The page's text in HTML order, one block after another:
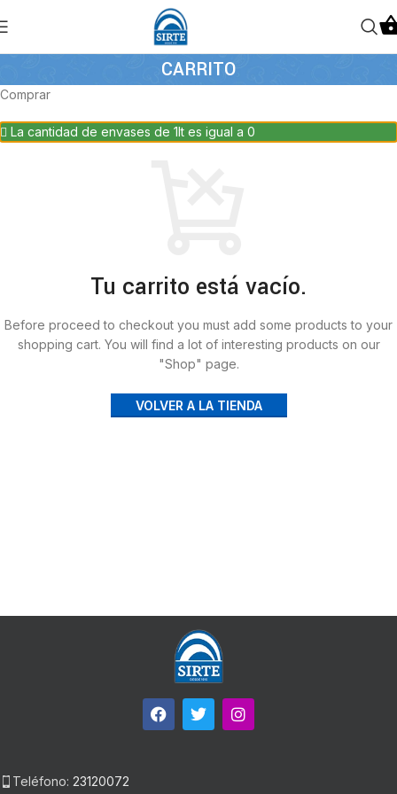
CARRITO
Comprar
La cantidad de envases de 1lt es igual a 0
Tu carrito está vacío.
Before proceed to checkout you must add some products to your
shopping cart. You will find a lot of interesting products on our
"Shop" page.
VOLVER A LA TIENDA
Teléfono: 23120072